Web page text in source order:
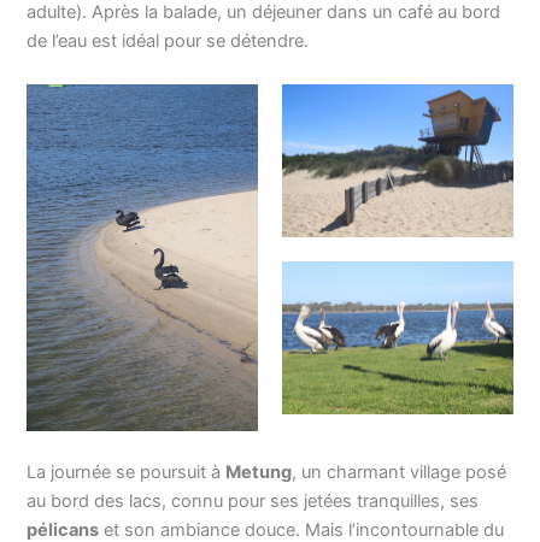
adulte). Après la balade, un déjeuner dans un café au bord
de l’eau est idéal pour se détendre.
La journée se poursuit à Metung, un charmant village posé
au bord des lacs, connu pour ses jetées tranquilles, ses
pélicans et son ambiance douce. Mais l’incontournable du